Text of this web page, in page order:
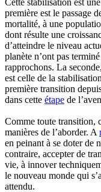
première est le passage
mortalité, à une
dont résulte une
d’atteindre le niveau
planète n’ont pas
rapprochons. La
est celle de la
première transition
dans cette étape de
Comme toute transition,
manières de l’aborder. A
en peinant à se doter de
contraire, accepter de
vie, à innover
le nouveau monde qui
attendu.